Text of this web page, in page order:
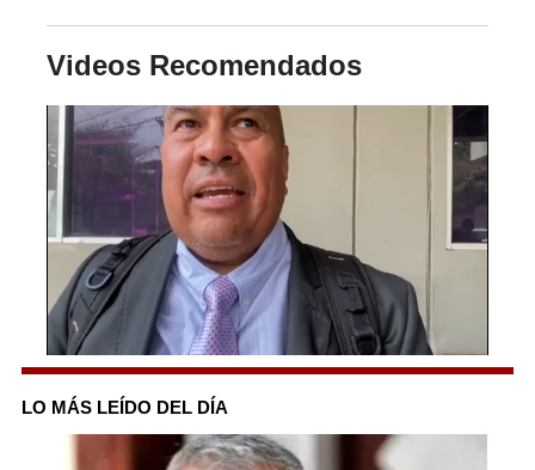
Videos Recomendados
0
of
5
minutes,
LO MÁS LEÍDO DEL DÍA